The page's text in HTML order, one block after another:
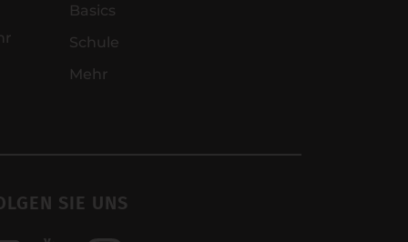
Basics
Schule
Mehr
SIE UNS